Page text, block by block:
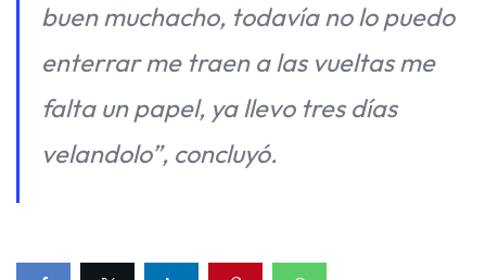
buen muchacho, todavía no lo puedo
enterrar me traen a las vueltas me
falta un papel, ya llevo tres días
velandolo”, concluyó.